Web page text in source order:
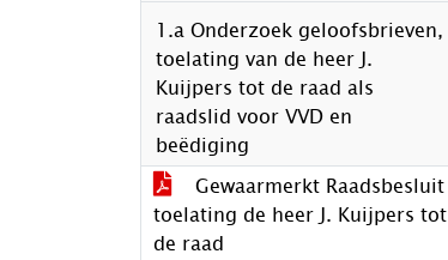
1.a Onderzoek geloofsbrieven,
toelating van de heer J.
Kuijpers tot de raad als
raadslid voor VVD en
beëdiging
Gewaarmerkt Raadsbesluit
toelating de heer J. Kuijpers tot
de raad